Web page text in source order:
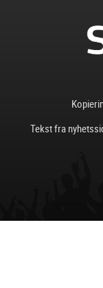
Tekst fra